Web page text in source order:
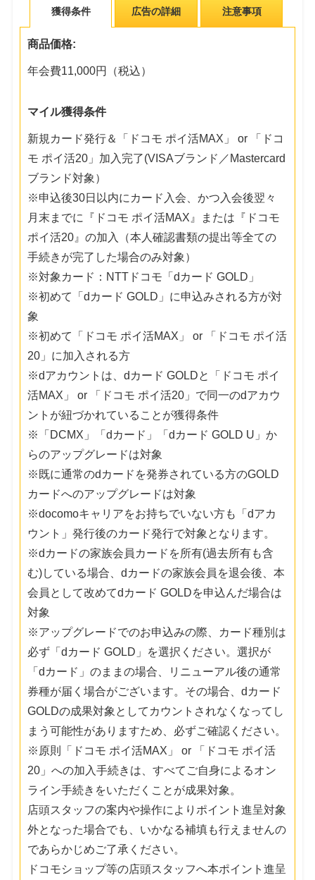
獲得条件 広告の詳細 注意事項
商品価格:
年会費11,000円（税込）
マイル獲得条件
新規カード発行＆「ドコモ ポイ活MAX」 or 「ドコ
モ ポイ活20」加入完了(VISAブランド／Mastercard
ブランド対象）
※申込後30日以内にカード入会、かつ入会後翌々
月末までに『ドコモ ポイ活MAX』または『ドコモ
ポイ活20』の加入（本人確認書類の提出等全ての
手続きが完了した場合のみ対象）
※対象カード：NTTドコモ「dカード GOLD」
※初めて「dカード GOLD」に申込みされる方が対
象
※初めて「ドコモ ポイ活MAX」 or 「ドコモ ポイ活
20」に加入される方
※dアカウントは、dカード GOLDと「ドコモ ポイ
活MAX」 or 「ドコモ ポイ活20」で同一のdアカウ
ントが紐づかれていることが獲得条件
※「DCMX」「dカード」「dカード GOLD U」か
らのアップグレードは対象
※既に通常のdカードを発券されている方のGOLD
カードへのアップグレードは対象
※docomoキャリアをお持ちでいない方も「dアカ
ウント」発行後のカード発行で対象となります。
※dカードの家族会員カードを所有(過去所有も含
む)している場合、dカードの家族会員を退会後、本
会員として改めてdカード GOLDを申込んだ場合は
対象
※アップグレードでのお申込みの際、カード種別は
必ず「dカード GOLD」を選択ください。選択が
「dカード」のままの場合、リニューアル後の通常
券種が届く場合がございます。その場合、dカード
GOLDの成果対象としてカウントされなくなってし
まう可能性がありますため、必ずご確認ください。
※原則「ドコモ ポイ活MAX」 or 「ドコモ ポイ活
20」への加入手続きは、すべてご自身によるオン
ライン手続きをいただくことが成果対象。
店頭スタッフの案内や操作によりポイント進呈対象
外となった場合でも、いかなる補填も行えませんの
であらかじめご了承ください。
ドコモショップ等の店頭スタッフへ本ポイント進呈